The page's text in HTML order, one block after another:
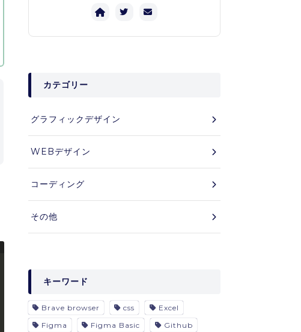
カテゴリー
グラフィックデザイン
WEBデザイン
コーディング
その他
キーワード
Brave browser css
Excel
Figma
Figma Basic
Github